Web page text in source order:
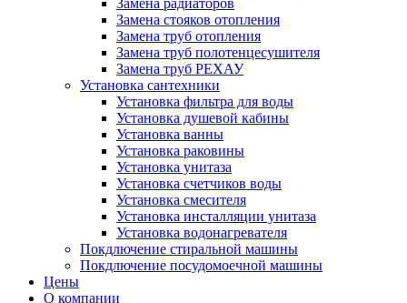
Замена радиаторов
Замена стояков отопления
Замена труб отопления
Замена труб полотенцесушителя
Замена труб РЕХАУ
Установка сантехники
Установка фильтра для воды
Установка душевой кабины
Установка ванны
Установка раковины
Установка унитаза
Установка счетчиков воды
Установка смесителя
Установка инсталляции унитаза
Установка водонагревателя
Покдлючение стиральной машины
Покдлючение посудомоечной машины
Цены
О компании